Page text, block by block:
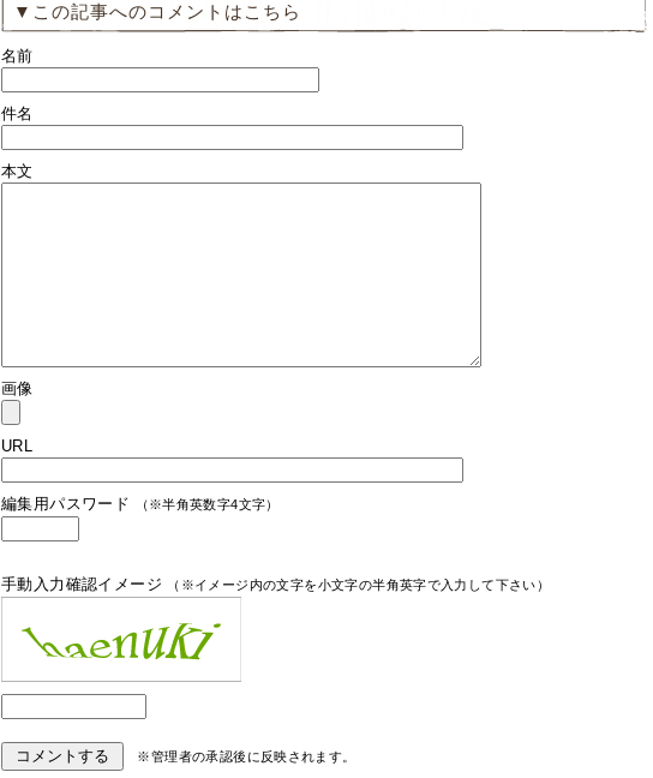
▼この記事へのコメントはこちら
名前
件名
本文
画像
URL
編集用パスワード （※半角英数字4文字）
手動入力確認イメージ （※イメージ内の文字を小文字の半角英字で入力して下さい）
※管理者の承認後に反映されます。